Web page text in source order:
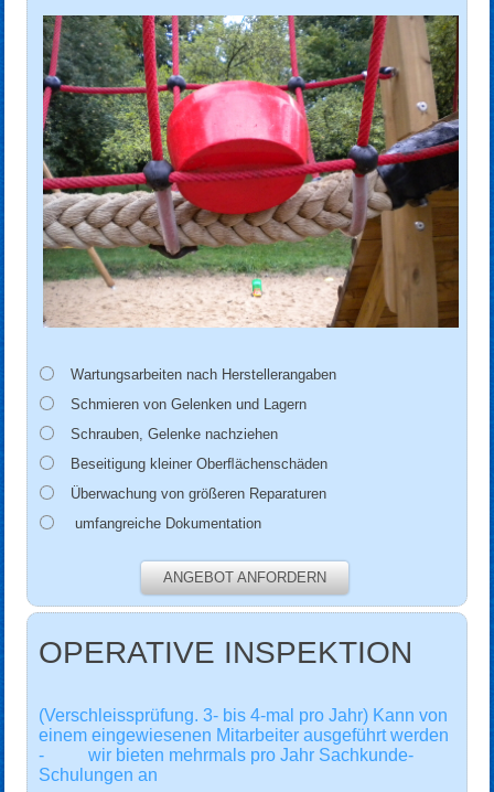
Wartungsarbeiten nach Herstellerangaben
Schmieren von Gelenken und Lagern
Schrauben, Gelenke nachziehen
Beseitigung kleiner Oberﬂächenschäden
Überwachung von größeren Reparaturen
umfangreiche Dokumentation
ANGEBOT ANFORDERN
OPERATIVE INSPEKTION
(Verschleissprüfung. 3- bis 4-mal pro Jahr) Kann von
einem eingewiesenen Mitarbeiter ausgeführt werden
- wir bieten mehrmals pro Jahr Sachkunde-
Schulungen an